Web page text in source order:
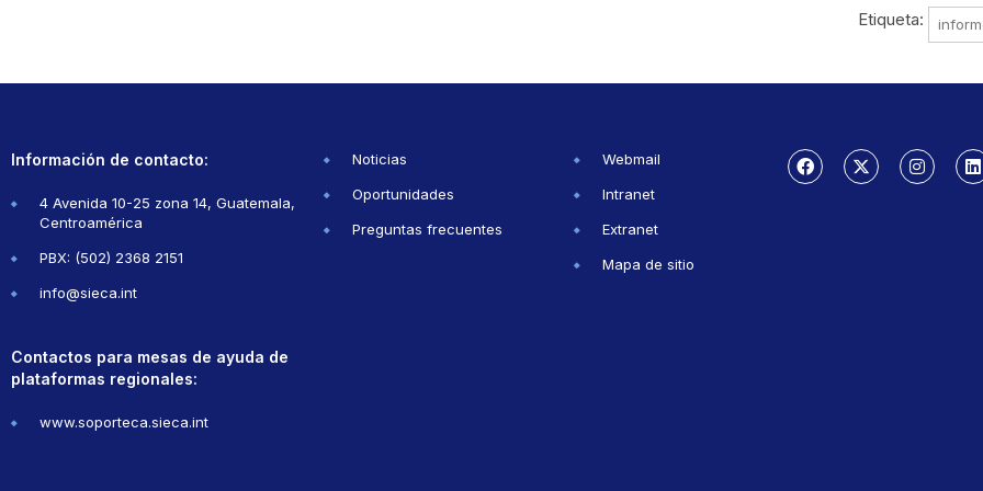
Etiqueta:
Información de contacto:
4 Avenida 10-25 zona 14, Guatemala,
Centroamérica
PBX: (502) 2368 2151
info@sieca.int
Contactos para mesas de ayuda de
plataformas regionales:
www.soporteca.sieca.int
Noticias
Oportunidades
Preguntas frecuentes
Webmail
Intranet
Extranet
Mapa de sitio